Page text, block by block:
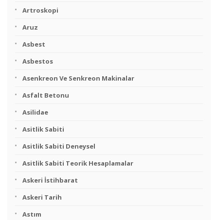
Artroskopi
Aruz
Asbest
Asbestos
Asenkreon Ve Senkreon Makinalar
Asfalt Betonu
Asilidae
Asitlik Sabiti
Asitlik Sabiti Deneysel
Asitlik Sabiti Teorik Hesaplamalar
Askeri İstihbarat
Askeri Tarih
Astım